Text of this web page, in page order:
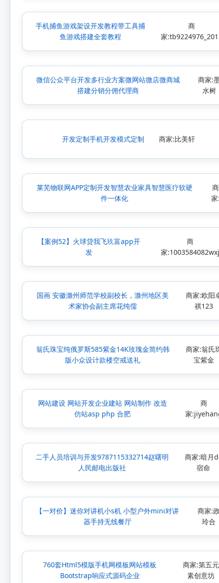
手机捕鱼游戏架设开发教程带工具捕
鱼游戏搭建全套教程
商
家
微信公众平台开发多行业方案微网站微店微商城
搭建分销分佣代理商
商家:
水树
开发定制手机开发模式定制 商家:比美轩
莱芜物联网APP定制开发智慧农业家具智慧医疗软硬
件一体化
商
【案例52】火球贷我飞玖富app开
发
商
家:1003584082wxj
国画 安徽滁州师范学校副校长，滁州地区美
术家协会副主席花纯儒
商家:欧阳
祺123
翁氏珠宝纯俄罗斯585紫金14K玫瑰金简约韩
版小众设计款楼空戒送礼
商家:翁氏
宝紫金
网站建设 网站开发企业建站 网站制作 改造
仿站asp php 合肥
商
家
二手人员培训与开发9787115332714赵曙明
人民邮电出版社
商家:暗月
宿命
【一对价】迷你对讲机小s机 小型户外mini对讲
器手持无线餐厅
商家:
玲合
760套Html5模版手机网模板网站模板
Bootstrap响应式源码企业
商家:第五元
素创意坊